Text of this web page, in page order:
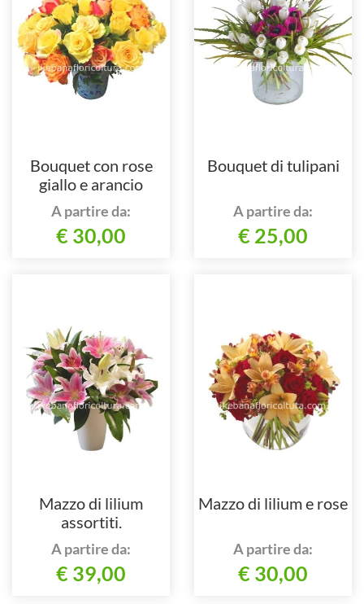
Bouquet con rose
giallo e arancio
A partire da:
€ 30,00
Bouquet di tulipani
A partire da:
€ 25,00
Mazzo di lilium
assortiti.
A partire da:
€ 39,00
Mazzo di lilium e rose
A partire da:
€ 30,00